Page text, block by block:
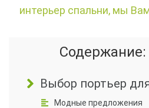
интерьер спальни, мы
Содержание:
Выбор портьер
Модные предложения